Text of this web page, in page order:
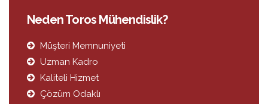
Neden Toros Mühendislik?
Müşteri Memnuniyeti
Uzman Kadro
Kaliteli Hizmet
Çözüm Odaklı